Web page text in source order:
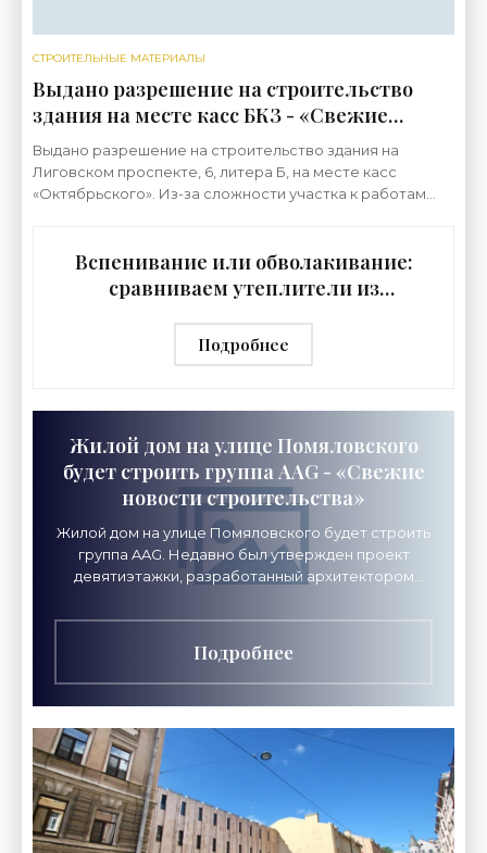
СТРОИТЕЛЬНЫЕ МАТЕРИАЛЫ
Выдано разрешение на строительство
здания на месте касс БКЗ - «Свежие
новости строительства»
Выдано разрешение на строительство здания на
Лиговском проспекте, 6, литера Б, на месте касс
«Октябрьского». Из-за сложности участка к работам
Вспенивание или обволакивание:
сравниваем утеплители из
ваты - «Строительные Материалы»
Подробнее
Жилой дом на улице Помяловского
будет строить группа AAG - «Свежие
новости строительства»
Жилой дом на улице Помяловского будет строить
группа AAG. Недавно был утвержден проект
девятиэтажки, разработанный архитектором
советское время в
Подробнее